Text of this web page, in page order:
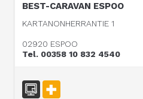
BEST-CARAVAN ESPOO
KARTANONHERRANTIE 1
02920 ESPOO
Tel. 00358 10 832 4540